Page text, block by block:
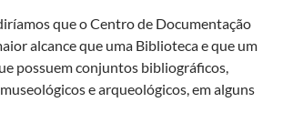
que o Centro de Documentação
alcance que uma Biblioteca e que um
possuem conjuntos bibliográficos,
e arqueológicos, em alguns